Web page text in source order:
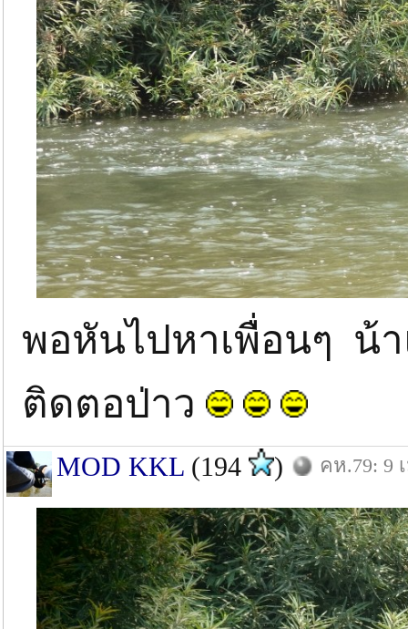
พอหันไปหาเพื่อนๆ น้
ติดตอป่าว
MOD KKL (194 ) คห.79: 9